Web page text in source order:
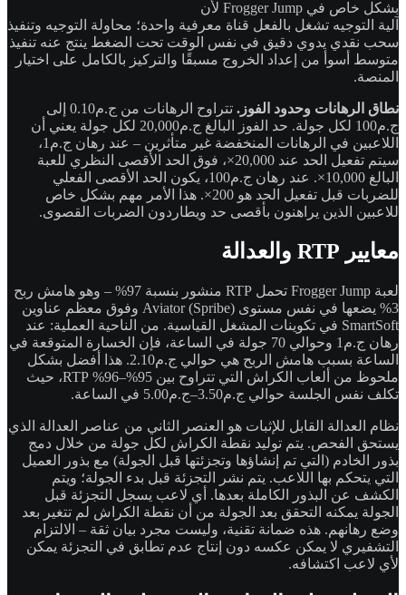
بشكل خاص في Frogger Jump لأن
آلية التوجيه تشغل بالفعل قناة معرفية واحدة؛ محاولة التوجيه وتنفيذ
سحب نقدي يدوي دقيق في نفس الوقت تحت الضغط ينتج عنه تنفيذ
متوسط أسوأ من إعداد الخروج مسبقًا والتركيز بالكامل على اختيار
المنصة.
نطاق الرهانات وحدود الفوز.
تتراوح الرهانات من ج.م0.10 إلى
ج.م100 لكل جولة. حد الفوز البالغ ج.م20,000 لكل جولة يعني أن
اللاعبين في الرهانات المنخفضة غير متأثرين – عند رهان ج.م1،
سيتم تفعيل الحد عند 20,000×، فوق الحد الأقصى النظري للعبة
البالغ 10,000×. عند رهان ج.م100، يكون الحد الأقصى الفعلي
للضربات قبل تفعيل الحد هو 200×. هذا الأمر مهم بشكل خاص
للاعبين الذين يراهنون بأقصى حد ويطاردون الضربات القصوى.
معايير RTP والعدالة
لعبة Frogger Jump تحمل RTP منشور بنسبة 97% – وهو هامش ربح
3% يضعها في نفس مستوى Aviator (Spribe) وفوق معظم عناوين
SmartSoft في تكوينات المشغل القياسية. من الناحية العملية: عند
رهان ج.م1 وحوالي 70 جولة في الساعة، فإن الخسارة المتوقعة في
الساعة بسبب هامش الربح هي حوالي ج.م2.10. هذا أفضل بشكل
ملحوظ من ألعاب الكراش التي تتراوح بين 95%–96% RTP، حيث
تكلف نفس الجلسة حوالي ج.م3.50–ج.م5.00 في الساعة.
نظام العدالة القابل للإثبات هو العنصر الثاني من عناصر العدالة الذي
يستحق الفحص. يتم توليد نقطة الكراش لكل جولة من خلال دمج
بذور الخادم (التي تم إنشاؤها وتجزئتها قبل الجولة) مع بذور العميل
التي يتحكم بها اللاعب. يتم نشر التجزئة قبل بدء الجولة؛ ويتم
الكشف عن البذور الكاملة بعدها. أي لاعب يسجل التجزئة قبل
الجولة يمكنه التحقق بعد الجولة من أن نقطة الكراش لم تتغير بعد
وضع رهانهم. هذه ضمانة تقنية، وليست مجرد بيان ثقة – الالتزام
التشفيري لا يمكن عكسه دون إنتاج عدم تطابق في التجزئة يمكن
لأي لاعب اكتشافه.